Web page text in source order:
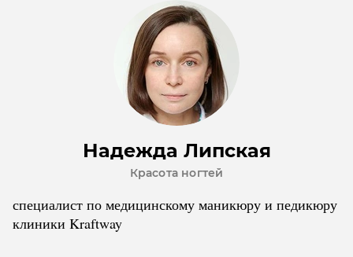
Надежда Липская
Красота ногтей
специалист по медицинскому маникюру и педикюру
клиники Kraftway